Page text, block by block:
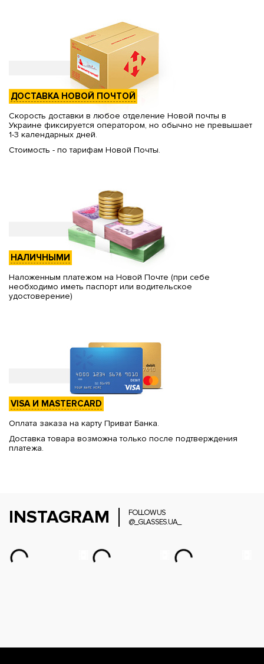
ДОСТАВКА НОВОЙ ПОЧТОЙ
Скорость доставки в любое отделение Новой почты в
Украине фиксируется оператором, но обычно не превышает
1-3 календарных дней.
Стоимость - по тарифам Новой Почты.
НАЛИЧНЫМИ
Наложенным платежом на Новой Почте (при себе
необходимо иметь паспорт или водительское
удостоверение)
VISA И MASTERCARD
Оплата заказа на карту Приват Банка.
Доставка товара возможна только после подтверждения
платежа.
INSTAGRAM
FOLLOW US
@_GLASSES.UA_